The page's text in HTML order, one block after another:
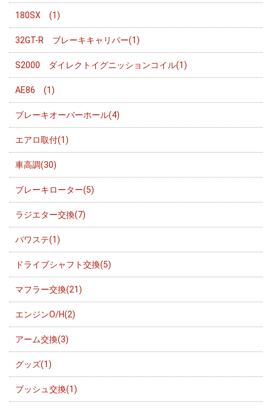
180SX (1)
32GT-R ブレーキキャリパー(1)
S2000 ダイレクトイグニッションコイル(1)
AE86 (1)
ブレーキオーバーホール(4)
エアロ取付(1)
車高調(30)
ブレーキローター(5)
ラジエター交換(7)
パワステ(1)
ドライブシャフト交換(5)
マフラー交換(21)
エンジンO/H(2)
アーム交換(3)
グッズ(1)
ブッシュ交換(1)